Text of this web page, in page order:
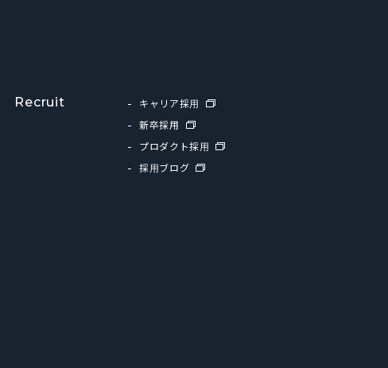
Recruit
キャリア採用
新卒採用
プロダクト採用
採用ブログ